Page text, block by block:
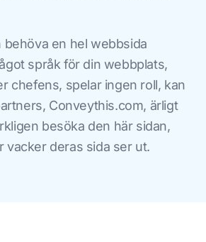
behöva en hel webbsida
språk för din webbplats,
chefens, spelar ingen roll, kan
Conveythis.com, ärligt
besöka den här sidan,
vacker deras sida ser ut.